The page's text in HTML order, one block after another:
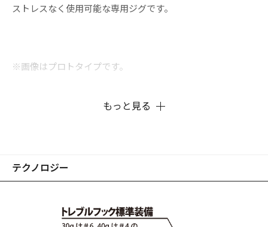
ストレスなく使用可能な専用ジグです。
※画像はプロトタイプです。
もっと見る
テクノロジー